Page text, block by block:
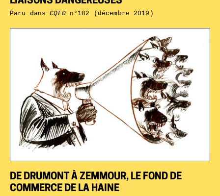
DE DRUMONT À ZEMMOUR, LE FOND DE
COMMERCE DE LA HAINE
Paru dansCQFDn°182 (décembre 2019)